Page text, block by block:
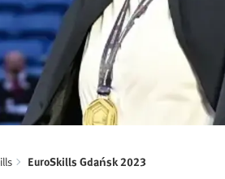
EuroSkills Gdańsk 2023